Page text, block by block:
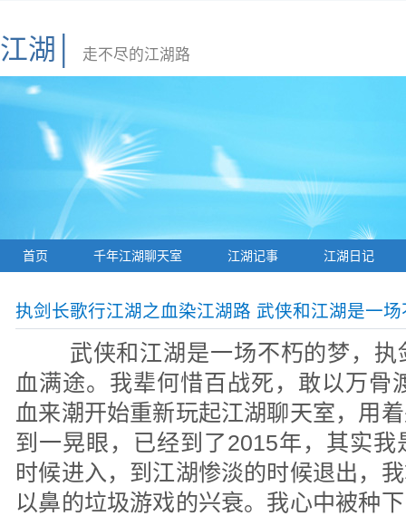
江湖│ 走不尽的江湖路
首页 千年江湖聊天室 江湖记事 江湖日记
执剑长歌行江湖之血染江湖路 武侠和江湖是一
武侠和江湖是一场不朽的梦，执
血满途。我辈何惜百战死，敢以万骨
血来潮开始重新玩起江湖聊天室，用
到一晃眼，已经到了2015年，其实
时候进入，到江湖惨淡的时候退出，
以鼻的垃圾游戏的兴衰。我心中被种